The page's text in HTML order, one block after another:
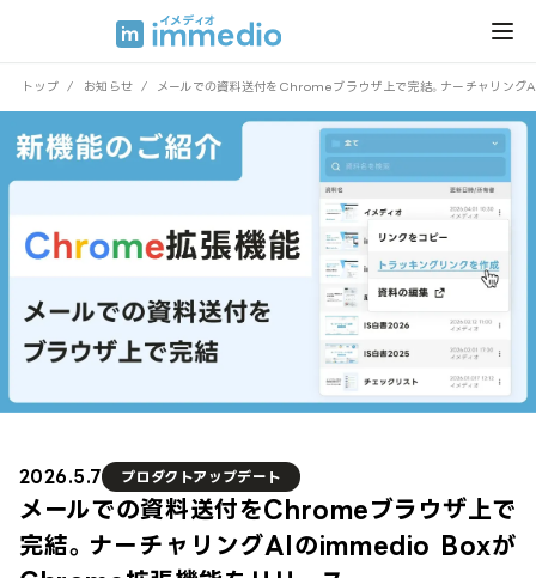
トップ / お知らせ / メールでの資料送付をChromeブラウザ上で完結。ナーチャリン
2026.5.7 プロダクトアップデート
メールでの資料送付をChromeブラウザ上で
完結。ナーチャリングAIのimmedio Boxが